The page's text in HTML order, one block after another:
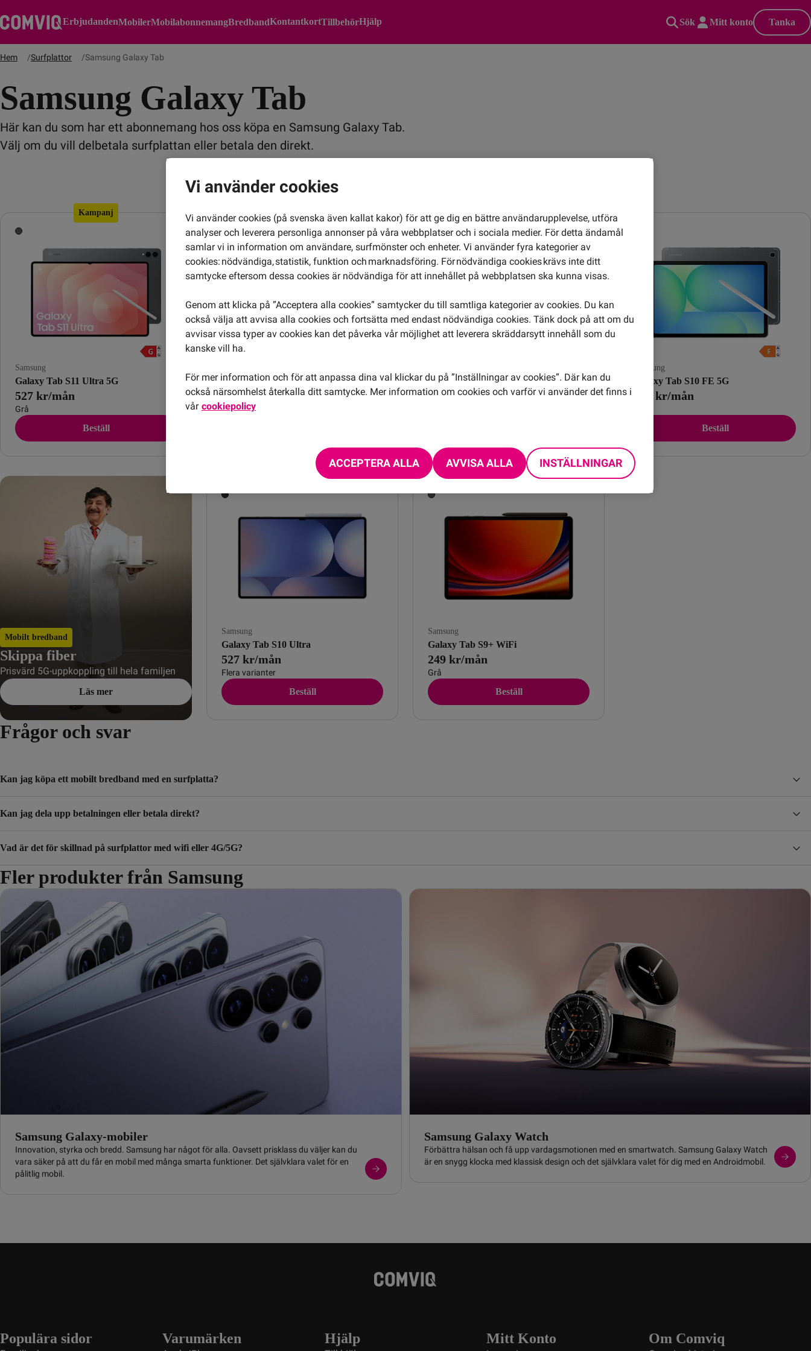
ErbjudandenMobilerMobilabonnemangBredbandKontantkortTillbehörHjälp Sök Mitt konto Tanka
Hem Surfplattor Samsung Galaxy Tab
Samsung Galaxy Tab
Här kan du som har ett abonnemang hos oss köpa en Samsung Galaxy Tab.
Välj om du vill delbetala surfplattan eller betala den direkt.
Kampanj
Samsung
Galaxy Tab S11 Ultra 5G
527 kr/mån
Grå
Beställ
Kampanj
Galaxy Tab S10 Lite 5G
160 kr/mån
Grå
Galaxy Tab A11+ 5G
108 kr/mån
Samsung
Galaxy Tab S10 FE 5G
244 kr/mån
Beställ
Mobilt bredband
Skippa fiber
Prisvärd 5G-upp­koppling till hela familjen
Läs mer
Kampanj
Samsung
Galaxy Tab S10 Ultra
527 kr/mån
Flera varianter
Beställ
Kampanj
Samsung
Galaxy Tab S9+ WiFi
249 kr/mån
Grå
Beställ
Frågor och svar
Kan jag köpa ett mobilt bredband med en surfplatta?
Kan jag dela upp betalningen eller betala direkt?
Vad är det för skillnad på surfplattor med wifi eller 4G/5G?
Fler produkter från Samsung
Samsung Galaxy-mobiler
Innovation, styrka och bredd. Samsung har något för alla. Oavsett prisklass du väljer kan du
vara säker på att du får en mobil med många smarta funktioner. Det självklara valet för en
pålitlig mobil.
Samsung Galaxy Watch
Förbättra hälsan och få upp vardagsmotionen med en smartwatch. Samsung Galaxy Watch
är en snygg klocka med klassisk design och det självklara valet för dig med en Androidmobil.
Populära sidor Varumärken Hjälp Mitt Konto Om Comviq
Vi använder cookies
Vi använder cookies (på svenska även kallat kakor) för att ge dig en bättre användarupplevelse, utföra
analyser och leverera personliga annonser på våra webbplatser och i sociala medier. För detta ändamål
samlar vi in information om användare, surfmönster och enheter. Vi använder fyra kategorier av
cookies: nödvändiga, statistik, funktion och marknadsföring. För nödvändiga cookies krävs inte ditt
samtycke eftersom dessa cookies är nödvändiga för att innehållet på webbplatsen ska kunna visas.
Genom att klicka på ”Acceptera alla cookies” samtycker du till samtliga kategorier av cookies. Du kan
också välja att avvisa alla cookies och fortsätta med endast nödvändiga cookies. Tänk dock på att om du
avvisar vissa typer av cookies kan det påverka vår möjlighet att leverera skräddarsytt innehåll som du
kanske vill ha.
För mer information och för att anpassa dina val klickar du på ”Inställningar av cookies”. Där kan du
också närsomhelst återkalla ditt samtycke. Mer information om cookies och varför vi använder det finns i
vår cookiepolicy
ACCEPTERA ALLA AVVISA ALLA INSTÄLLNINGAR